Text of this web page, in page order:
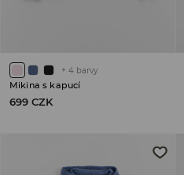
+ 4 barvy
Mikina s kapucí
699 CZK